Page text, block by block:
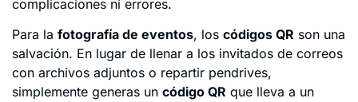
complicaciones ni errores.
Para la fotografía de eventos, los códigos QR son una
salvación. En lugar de llenar a los invitados de correos
con archivos adjuntos o repartir pendrives,
simplemente generas un código QR que lleva a un